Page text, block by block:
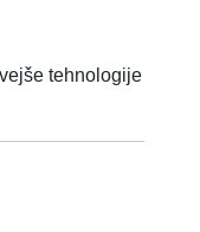
tehnologije